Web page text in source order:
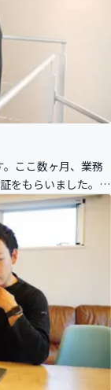
ここ数ヶ月、業務
をもらいました。第
が湧きました。ま